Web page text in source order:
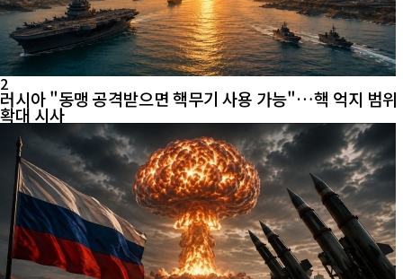
2
러시아 "동맹 공격받으면 핵무기 사용 가능"…핵 억지 범위
확대 시사